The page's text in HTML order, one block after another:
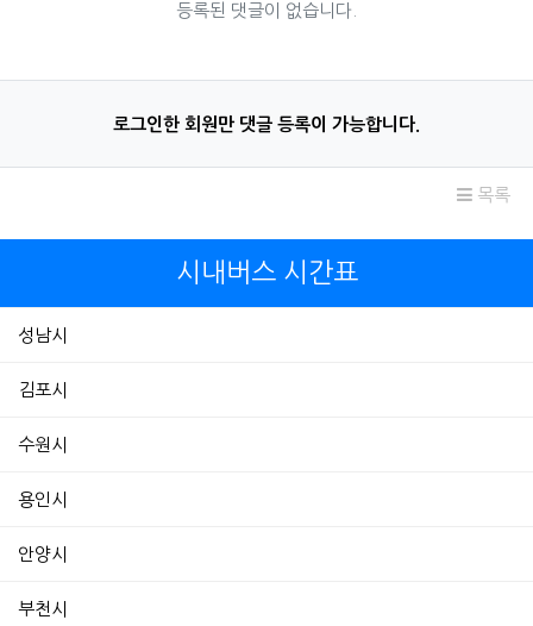
등록된 댓글이 없습니다.
로그인한 회원만 댓글 등록이 가능합니다.
목록
시내버스 시간표
성남시
김포시
수원시
용인시
안양시
부천시